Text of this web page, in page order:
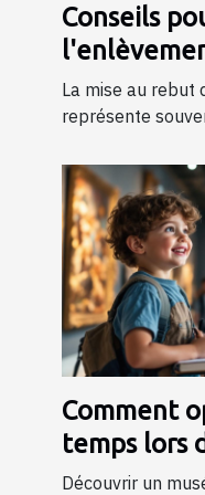
Conseils
véhicule
La mise au rebut
représente
Comment
temps lors
musée ?
Découvrir un